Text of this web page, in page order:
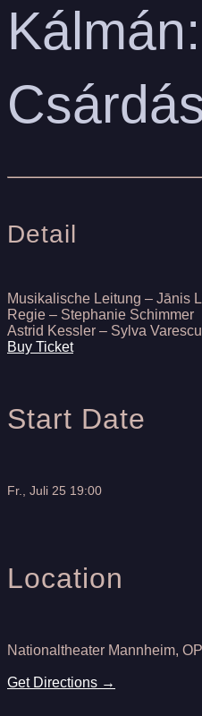
Detail
Musikalische Leitung – Jānis
Regie – Stephanie Schimmer
Astrid Kessler – Sylva Varescu
Buy Ticket
Start Date
Fr., Juli 25 19:00
Location
Nationaltheater Mannheim,
Get Directions →